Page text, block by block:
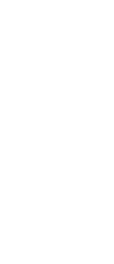
Ürün
Ürün
Ürün fiyatı
Bu ürüne